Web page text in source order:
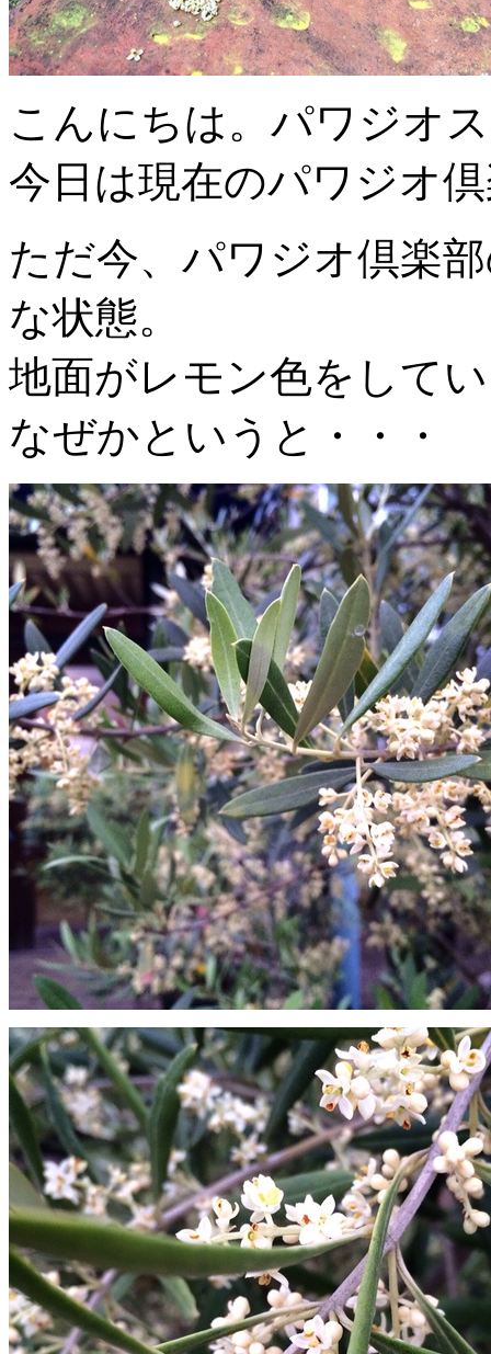
こんにちは。パワジオ
今日は現在のパワジオ
ただ今、パワジオ倶楽
な状態。
地面がレモン色をして
なぜかというと・・・